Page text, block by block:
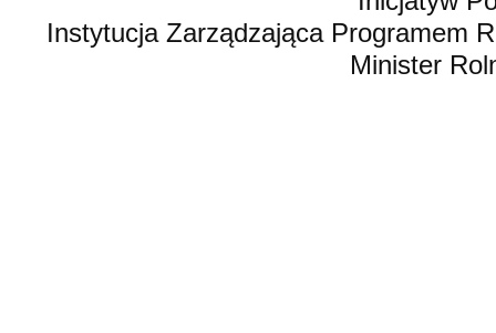
Instytucja Zarządzająca Programem
Minister